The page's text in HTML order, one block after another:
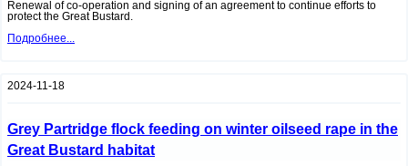
Renewal of co-operation and signing of an agreement to continue efforts to
protect the Great Bustard.
Подробнее...
the
future
of
Great
2024-11-18
Grey Partridge flock feeding on winter oilseed rape in the
Great Bustard habitat